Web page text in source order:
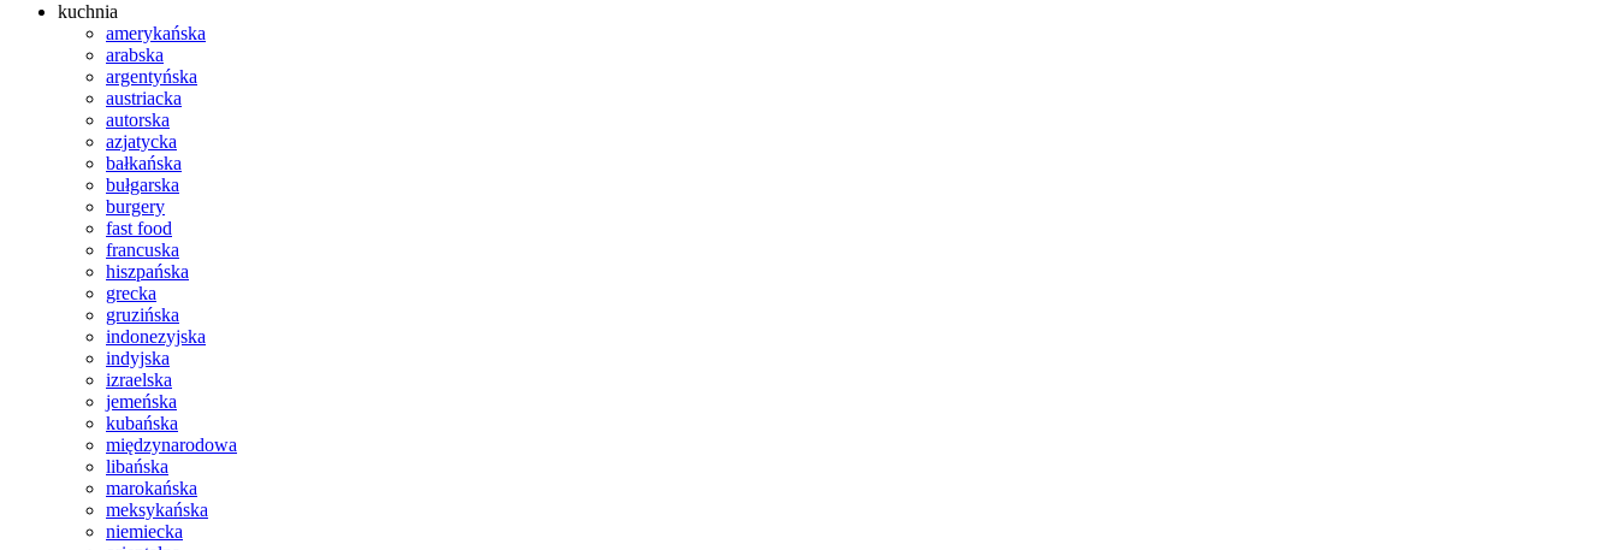
kuchnia
amerykańska
arabska
argentyńska
austriacka
autorska
azjatycka
bałkańska
bułgarska
burgery
fast food
francuska
hiszpańska
grecka
gruzińska
indonezyjska
indyjska
izraelska
jemeńska
kubańska
międzynarodowa
libańska
marokańska
meksykańska
niemiecka